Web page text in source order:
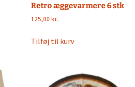
Retro æggevarmere 6 stk
125,00 kr.
Tilføj til kurv